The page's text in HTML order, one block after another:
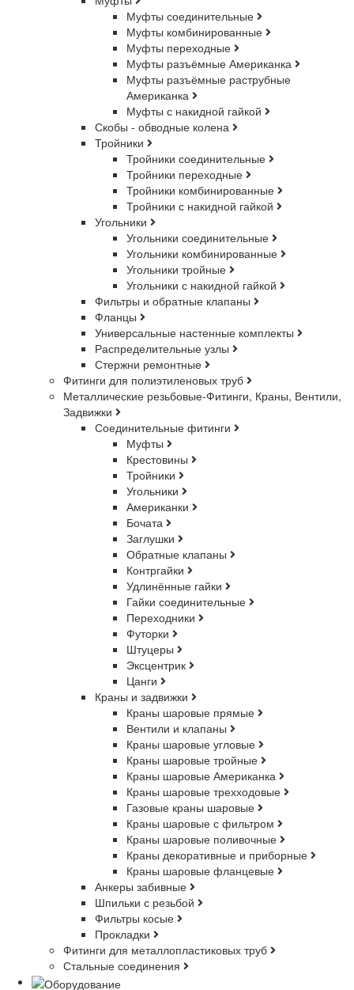
Муфты соединительные
Муфты комбинированные
Муфты переходные
Муфты разъёмные Американка
Муфты разъёмные раструбные
Американка
Муфты с накидной гайкой
Скобы - обводные колена
Тройники
Тройники соединительные
Тройники переходные
Тройники комбинированные
Тройники с накидной гайкой
Угольники
Угольники соединительные
Угольники комбинированные
Угольники тройные
Угольники с накидной гайкой
Фильтры и обратные клапаны
Фланцы
Универсальные настенные комплекты
Распределительные узлы
Стержни ремонтные
Фитинги для полиэтиленовых труб
Металлические резьбовые-Фитинги, Краны, Вентили,
Задвижки
Соединительные фитинги
Муфты
Крестовины
Тройники
Угольники
Американки
Бочата
Заглушки
Обратные клапаны
Контргайки
Удлинённые гайки
Гайки соединительные
Переходники
Футорки
Штуцеры
Эксцентрик
Цанги
Краны и задвижки
Краны шаровые прямые
Вентили и клапаны
Краны шаровые угловые
Краны шаровые тройные
Краны шаровые Американка
Краны шаровые трехходовые
Газовые краны шаровые
Краны шаровые с фильтром
Краны шаровые поливочные
Краны декоративные и приборные
Краны шаровые фланцевые
Анкеры забивные
Шпильки с резьбой
Фильтры косые
Прокладки
Фитинги для металлопластиковых труб
Стальные соединения